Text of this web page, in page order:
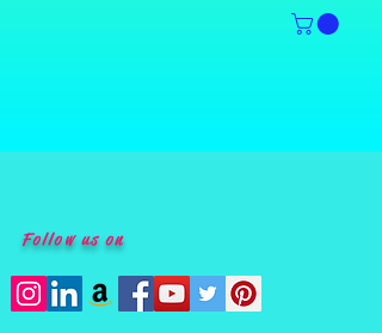
Follow us on